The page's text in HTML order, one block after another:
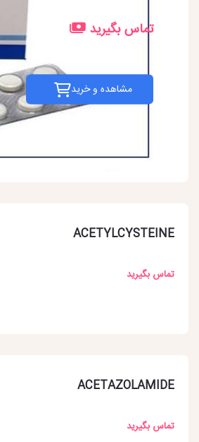
تماس بگیرید
مشاهده و خرید
ACETYLCYSTEINE
تماس بگیرید
ACETAZOLAMIDE
تماس بگیرید